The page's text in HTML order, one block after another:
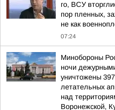
го, ВСУ
пор пленных,
не как
07:24
Минобороны
ночи
уничтожены
летательных
над
Воронежской,